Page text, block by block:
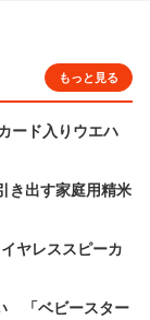
もっと見る
ード入りウエハ
き出す家庭用精米
ヤレススピーカ
「ベビースター